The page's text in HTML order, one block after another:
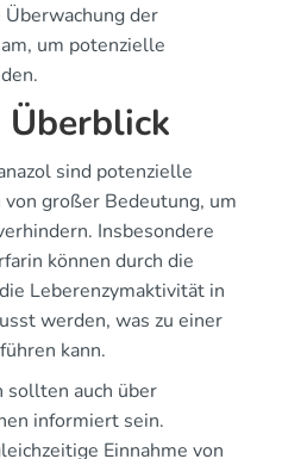
Überwachung der
um potenzielle
sind potenzielle
großer Bedeutung, um
Insbesondere
können durch die
Leberenzymaktivität in
werden, was zu einer
kann.
sollten auch über
informiert sein.
Einnahme von